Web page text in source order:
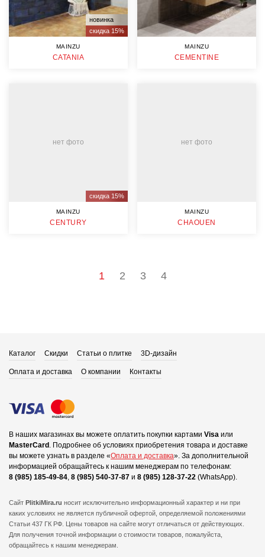
новинка
скидка 15%
MAINZU
CATANIA
MAINZU
CEMENTINE
нет фото
скидка 15%
MAINZU
CENTURY
нет фото
MAINZU
CHAOUEN
1 2 3 4
Каталог Скидки Статьи о плитке 3D-дизайн
Оплата и доставка О компании Контакты
В наших магазинах вы можете оплатить покупки картами Visa или
MasterCard . Подробнее об условиях приобретения товара и доставке
вы можете узнать в разделе «Оплата и доставка». За дополнительной
информацией обращайтесь к нашим менеджерам по телефонам:
8 (985) 185-49-84, 8 (985) 540-37-87 и 8 (985) 128-37-22 (WhatsApp).
Сайт PlitkiMira.ru носит исключительно информационный характер и ни при
каких условиях не является публичной офертой, определяемой положениями
Статьи 437 ГК РФ. Цены товаров на сайте могут отличаться от действующих.
Для получения точной информации о стоимости товаров, пожалуйста,
обращайтесь к нашим менеджерам.